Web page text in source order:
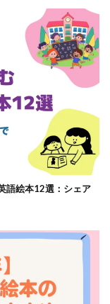
語絵本12選：シェア